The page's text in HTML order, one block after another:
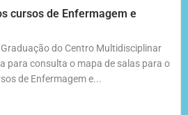
cursos de Enfermagem e
do Centro Multidisciplinar
para consulta o mapa de salas para o
de Enfermagem e...